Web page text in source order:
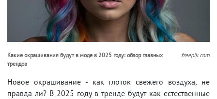
Какие окрашивания будут в моде в 2025 году: обзор главных
трендов
freepik.com
Новое окрашивание - как глоток свежего воздуха, не
правда ли? В 2025 году в тренде будут как естественные